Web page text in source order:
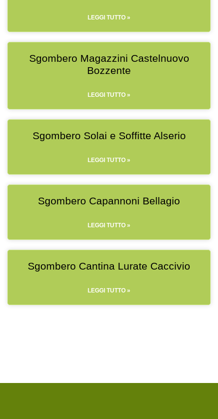
LEGGI TUTTO »
Sgombero Magazzini Castelnuovo
Bozzente
LEGGI TUTTO »
Sgombero Solai e Soffitte Alserio
LEGGI TUTTO »
Sgombero Capannoni Bellagio
LEGGI TUTTO »
Sgombero Cantina Lurate Caccivio
LEGGI TUTTO »